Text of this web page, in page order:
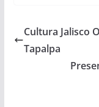
Cultura Jalisco
Tapalpa